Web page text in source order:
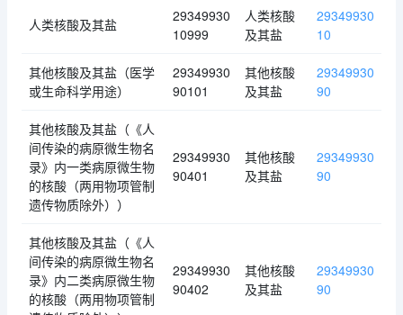
人类核酸及其盐
29349930
10999
人类核酸
及其盐
29349930
10
其他核酸及其盐（医学
或生命科学用途）
29349930
90101
其他核酸
及其盐
29349930
90
其他核酸及其盐（《人
间传染的病原微生物名
录》内一类病原微生物
的核酸（两用物项管制
遗传物质除外））
29349930
90401
其他核酸
及其盐
29349930
90
其他核酸及其盐（《人
间传染的病原微生物名
录》内二类病原微生物
的核酸（两用物项管制
29349930
90402
其他核酸
及其盐
29349930
90